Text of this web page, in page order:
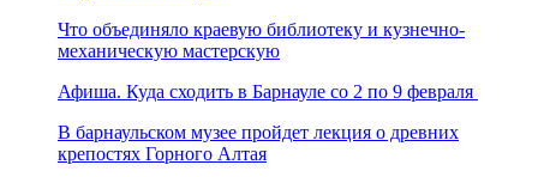
Что объединяло краевую библиотеку и кузнечно-
механическую мастерскую
Афиша. Куда сходить в Барнауле со 2 по 9 февраля
В барнаульском музее пройдет лекция о древних
крепостях Горного Алтая